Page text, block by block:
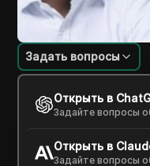
Введение в
Задать вопросы
Открыть в
Задайте вопросы
Открыть в
Задайте вопросы
В этом видео
бана в LinkedIn",
может повлиять на
платформе. Видео